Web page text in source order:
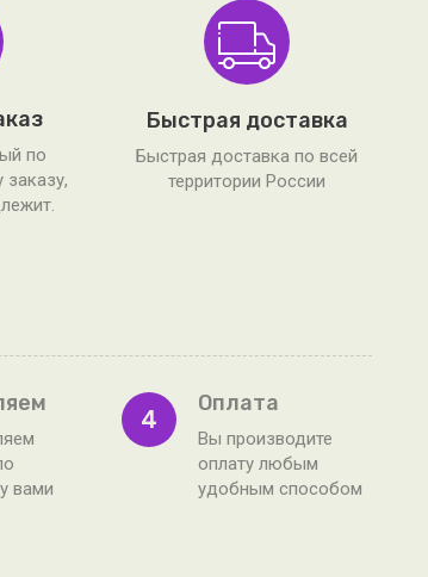
по
Быстрая доставка
Быстрая доставка по всей
территории России
вами
4
Оплата
Вы производите
оплату любым
удобным способом